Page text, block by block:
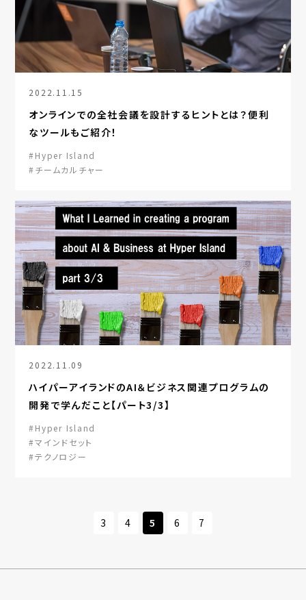
2022.11.15
オンラインでの全社会議を設計するヒントとは？便利
なツールもご紹介！
#Hyper Island
#チームカルチャー
2022.11.09
ハイパーアイランドのAI＆ビジネス関連プログラムの
開発で学んだこと【パート3/3】
#Hyper Island
#マインドセット
#テクノロジー
3 4 5 6 7